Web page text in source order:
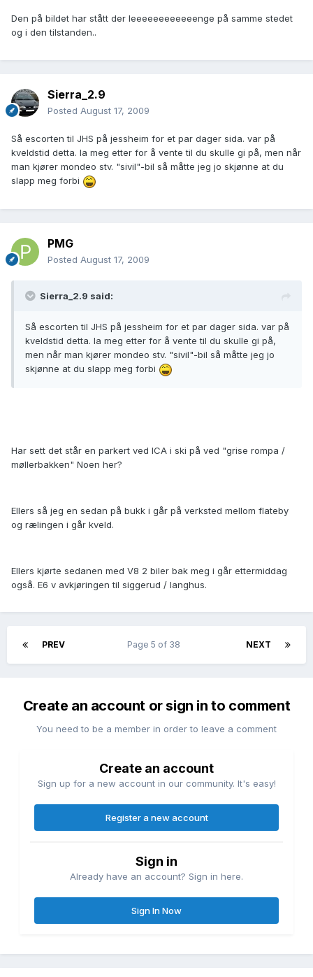
Den på bildet har stått der leeeeeeeeeeeenge på samme stedet
og i den tilstanden..
Sierra_2.9
Posted August 17, 2009
Så escorten til JHS på jessheim for et par dager sida. var på
kveldstid detta. la meg etter for å vente til du skulle gi på, men når
man kjører mondeo stv. "sivil"-bil så måtte jeg jo skjønne at du
slapp meg forbi
PMG
Posted August 17, 2009
Sierra_2.9 said:
Så escorten til JHS på jessheim for et par dager sida. var på
kveldstid detta. la meg etter for å vente til du skulle gi på,
men når man kjører mondeo stv. "sivil"-bil så måtte jeg jo
skjønne at du slapp meg forbi
Har sett det står en parkert ved ICA i ski på ved "grise rompa /
møllerbakken" Noen her?
Ellers så jeg en sedan på bukk i går på verksted mellom flateby
og rælingen i går kveld.
Ellers kjørte sedanen med V8 2 biler bak meg i går ettermiddag
også. E6 v avkjøringen til siggerud / langhus.
PREV NEXT
Page 5 of 38
Create an account or sign in to comment
You need to be a member in order to leave a comment
Create an account
Sign up for a new account in our community. It's easy!
Register a new account
Sign in
Already have an account? Sign in here.
Sign In Now